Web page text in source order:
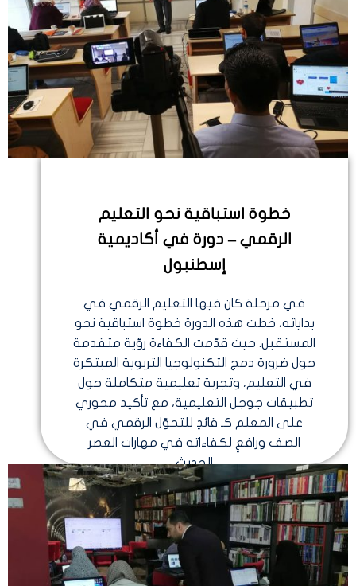
خطوة استباقية نحو التعليم
الرقمي – دورة في أكاديمية
إسطنبول
في مرحلة كان فيها التعليم الرقمي في
بداياته، خطت هذه الدورة خطوة استباقية نحو
المستقبل. حيث قدّمت الكفاءة رؤية متقدمة
حول ضرورة دمج التكنولوجيا التربوية المبتكرة
في التعليم، وتجربة تعليمية متكاملة حول
تطبيقات جوجل التعليمية، مع تأكيد محوري
على المعلم كـ قائدٍ للتحوّل الرقمي في
الصف ورافعٍ لكفاءاته في مهارات العصر
الحديث